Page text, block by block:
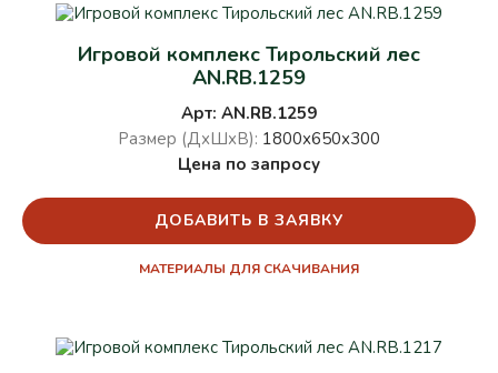
Игровой комплекс Тирольский лес
AN.RB.1259
Арт: AN.RB.1259
Размер (ДхШхВ): 1800х650х300
Цена по запросу
ДОБАВИТЬ В ЗАЯВКУ
МАТЕРИАЛЫ ДЛЯ СКАЧИВАНИЯ